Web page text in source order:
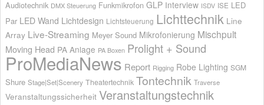
Audiotechnik DMX Steuerung Funkmikrofon GLP Interview ISDV ISE LED
Par LED Wand Lichtdesign Lichtsteuerung Lichttechnik Line
Array Live-Streaming Meyer Sound Mikrofonierung Mischpult
Moving Head PA Anlage PA Boxen Prolight + Sound
ProMediaNews Report Rigging Robe Lighting SGM
Shure Stage|Set|Scenery Theatertechnik Tontechnik Traverse
Veranstaltungssicherheit Veranstaltungstechnik